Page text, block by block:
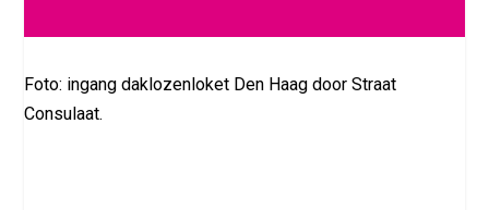
Foto: ingang daklozenloket Den Haag door Straat
Consulaat.